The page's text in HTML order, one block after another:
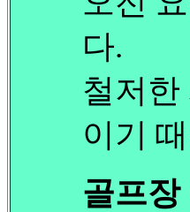
다.
철저한
이기
골프장